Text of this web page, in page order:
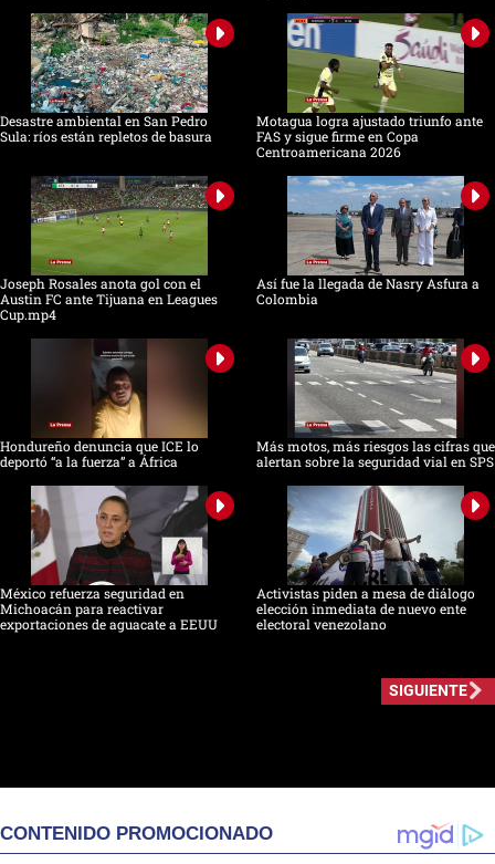
Desastre ambiental en San Pedro
Sula: ríos están repletos de basura
Motagua logra ajustado triunfo ante
FAS y sigue firme en Copa
Centroamericana 2026
Joseph Rosales anota gol con el
Austin FC ante Tijuana en Leagues
Cup.mp4
Así fue la llegada de Nasry Asfura a
Colombia
Hondureño denuncia que ICE lo
deportó “a la fuerza” a África
Más motos, más riesgos las cifras que
alertan sobre la seguridad vial en SPS
México refuerza seguridad en
Michoacán para reactivar
exportaciones de aguacate a EEUU
Activistas piden a mesa de diálogo
elección inmediata de nuevo ente
electoral venezolano
SIGUIENTE
CONTENIDO PROMOCIONADO